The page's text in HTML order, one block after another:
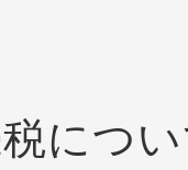
につ